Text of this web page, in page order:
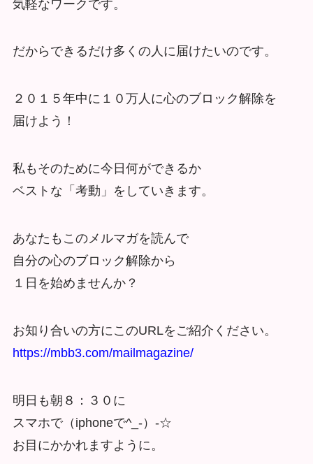
気軽なワークです。
だからできるだけ多くの人に届けたいのです。
２０１５年中に１０万人に心のブロック解除を
届けよう！
私もそのために今日何ができるか
ベストな「考動」をしていきます。
あなたもこのメルマガを読んで
自分の心のブロック解除から
１日を始めませんか？
お知り合いの方にこのURLをご紹介ください。
https://mbb3.com/mailmagazine/
明日も朝８：３０に
スマホで（iphoneで^_-）-☆
お目にかかれますように。